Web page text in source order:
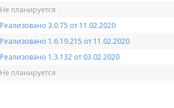
Не планируется
Реализовано 3.0.75 от 11.02.2020
Реализовано 1.6.19.215 от 11.02.2020
Реализовано 1.3.132 от 03.02.2020
Не планируется